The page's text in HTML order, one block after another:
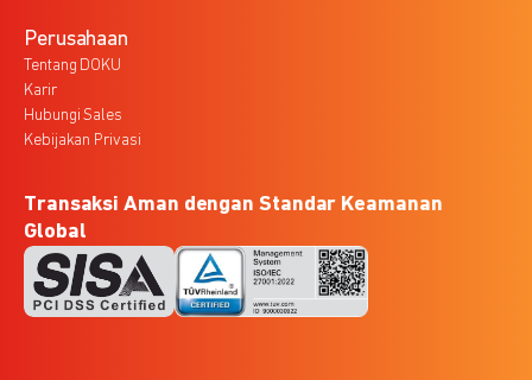
Perusahaan
Tentang DOKU
Karir
Hubungi Sales
Kebijakan Privasi
Transaksi Aman dengan Standar Keamanan
Global